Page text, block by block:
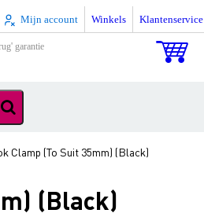
Mijn account Winkels Klantenservice
garantie
Clamp (To Suit 35mm) (Black)
(Black)